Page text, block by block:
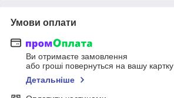
Умови оплати
Ви отримаєте замовлення
або гроші повернуться на вашу картку
Детальніше